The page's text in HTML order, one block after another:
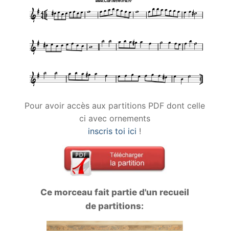
Pour avoir accès aux partitions PDF dont celle
ci avec ornements
inscris toi ici !
Ce morceau fait partie d'un recueil
de partitions: